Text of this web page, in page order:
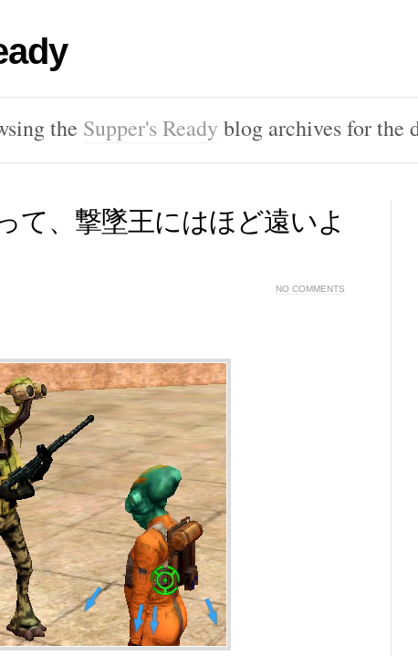
the Supper's Ready blog archives for the
て、撃墜王にはほど遠いよ
NO COMMENTS